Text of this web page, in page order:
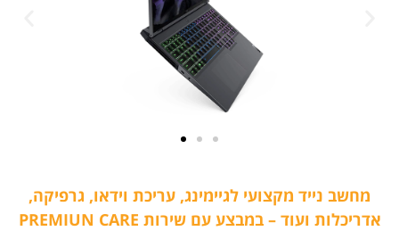
מחשב נייד מקצועי לגיימינג, עריכת וידאו, גרפיקה,
אדריכלות ועוד – במבצע עם שירות PREMIUN CARE